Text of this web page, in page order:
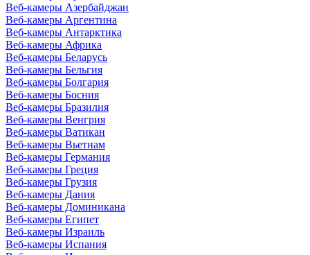
Веб-камеры Азербайджан
Веб-камеры Аргентина
Веб-камеры Антарктика
Веб-камеры Африка
Веб-камеры Беларусь
Веб-камеры Бельгия
Веб-камеры Болгария
Веб-камеры Босния
Веб-камеры Бразилия
Веб-камеры Венгрия
Веб-камеры Ватикан
Веб-камеры Вьетнам
Веб-камеры Германия
Веб-камеры Греция
Веб-камеры Грузия
Веб-камеры Дания
Веб-камеры Доминикана
Веб-камеры Египет
Веб-камеры Израиль
Веб-камеры Испания